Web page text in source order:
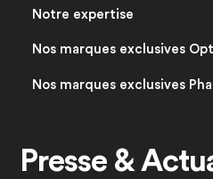
Notre expertise
Nos marques exclusives
Nos marques exclusives
Presse &